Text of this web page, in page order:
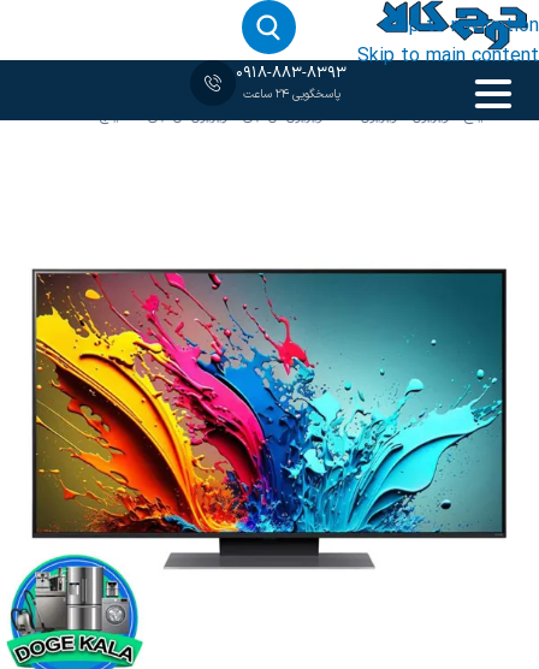
Skip to navigation
Skip to main content
0918-883-8393
پاسخگویی 24 ساعت
خانه‹85 اینج /تلویزیون/تلویزیون 4K /تلویزیون ال جی/تلویزیون ال جی 86 اینچ